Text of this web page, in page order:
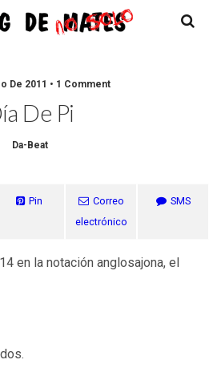
De 2011 • 1 Comment
De Pi
Da-Beat
Pin
Correo
electrónico
SMS
en la notación anglosajona, el